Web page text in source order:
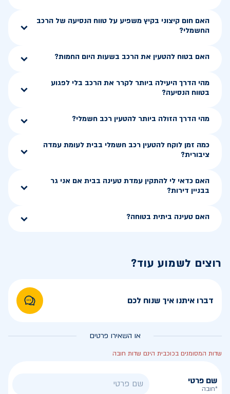
האם חום קיצוני בקיץ משפיע על טווח הנסיעה של הרכב
החשמלי?
האם בטוח להטעין את הרכב בשעות היום החמות?
מהי הדרך היעילה ביותר לקרר את הרכב בלי לפגוע
בטווח הנסיעה?
מהי הדרך הזולה ביותר להטעין רכב חשמלי?
כמה זמן לוקח להטעין רכב חשמלי בבית לעומת עמדה
ציבורית?
האם כדאי לי להתקין עמדת טעינה בבית אם אני גר
בבניין דירות?
האם טעינה ביתית בטוחה?
רוצים לשמוע עוד?
דברו איתנו איך שנוח לכם
או השאירו פרטים
שדות המסומנים בכוכבית הינם שדות חובה
שם פרטי
*חובה